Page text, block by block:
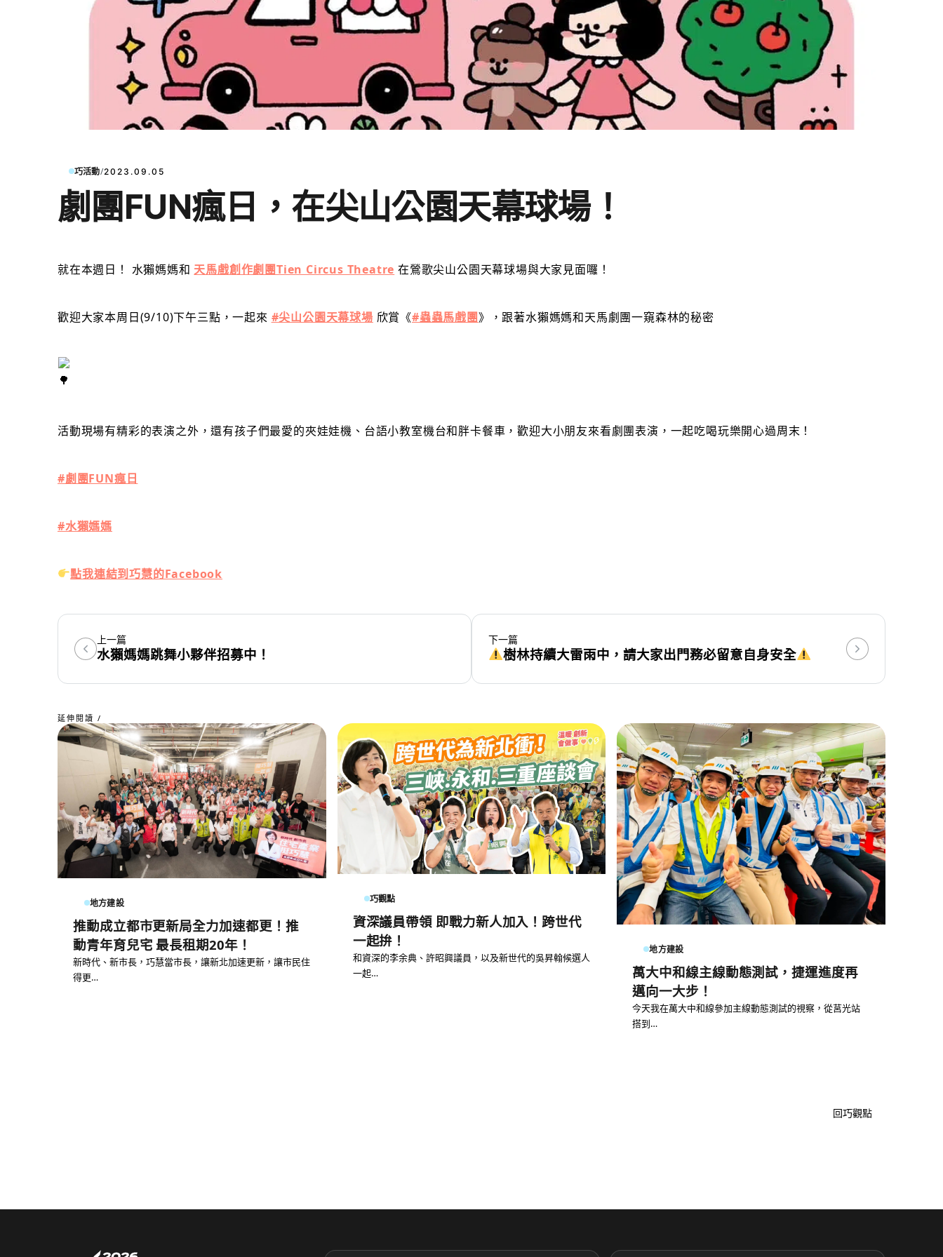
巧活動/2023.09.05
劇團FUN瘋日，在尖山公園天幕球場！
就在本週日！ 水獺媽媽和 天馬戲創作劇團Tien Circus Theatre 在鶯歌尖山公園天幕球場與大家見面囉！
歡迎大家本周日(9/10)下午三點，一起來 #尖山公園天幕球場 欣賞《#蟲蟲馬戲團》，跟著水獺媽媽和天馬劇團一窺森林的秘密
活動現場有精彩的表演之外，還有孩子們最愛的夾娃娃機、台語小教室機台和胖卡餐車，歡迎大小朋友來看劇團表演，一起吃喝玩樂開心過周末！
#劇團FUN瘋日
#水獺媽媽
點我連結到巧慧的Facebook
上一篇
水獺媽媽跳舞小夥伴招募中！
下一篇
樹林持續大雷雨中，請大家出門務必留意自身安全
延伸閱讀 /
地方建設
推動成立都市更新局全力加速都更！推
動青年育兒宅 最長租期20年！
新時代、新市長，巧慧當市長，讓新北加速更新，讓市民住
得更…
巧觀點
資深議員帶領 即戰力新人加入！跨世代
一起拚！
和資深的李余典、許昭興議員，以及新世代的吳昇翰候選人
一起…
地方建設
萬大中和線主線動態測試，捷運進度再
邁向一大步！
今天我在萬大中和線參加主線動態測試的視察，從莒光站
搭到…
回巧觀點